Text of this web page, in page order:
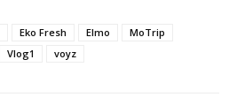
Eko Fresh Elmo
MoTrip
Vlog1 voyz